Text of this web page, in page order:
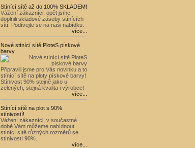
Stínící sítě až do 100% SKLADEM!
Vážení zákazníci, opět jsme
doplnili skladové zásoby stínících
sítí. Podívejte se na naši nabídku.
více...
Nové stínící sítě PloteS pískové
barvy
Připravili jsme pro Vás novinku a to
stínící sítě na ploty pískové barvy!
Stínivost 90% stejně jako u
zelených, stejná kvalita i výrobce!
více...
Stínící sítě na plot s 90%
stínivostí!
Vážení zákazníci, v součastné
době Vám můžeme nabídnout
stínící sítě různých rozměrů se
stínivostí 90%.
více...